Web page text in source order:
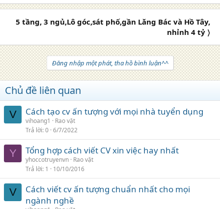
5 tầng, 3 ngủ,Lô góc,sát phố,gần Lăng Bác và Hồ Tây,
nhỉnh 4 tỷ 〉
Đăng nhập một phát, tha hồ bình luận^^
Chủ đề liên quan
V Cách tạo cv ấn tượng với mọi nhà tuyển dụng
vihoang1
Rao vặt
Trả lời 0 6/7/2022
Y Tổng hợp cách viết CV xin việc hay nhất
yhoccotruyenvn Rao vặt
Trả lời 1 10/10/2016
V
Cách viết cv ấn tượng chuẩn nhất cho mọi
ngành nghề